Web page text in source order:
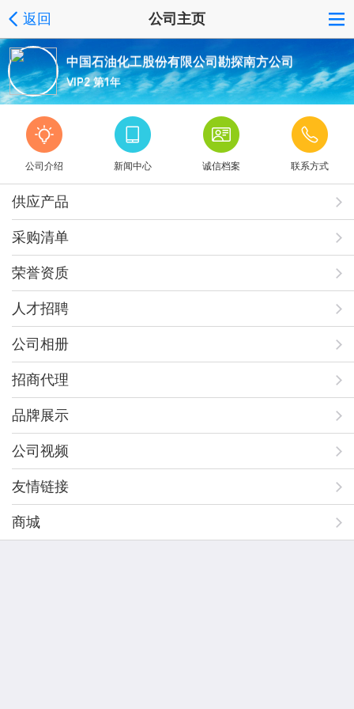
返回 公司主页
中国石油化工股份有限公司勘探南方公司
VIP2 第1年
公司介绍 新闻中心 诚信档案 联系方式
供应产品
采购清单
荣誉资质
人才招聘
公司相册
招商代理
品牌展示
公司视频
友情链接
商城